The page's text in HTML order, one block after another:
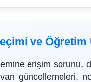
ve Öğretim
erişim sorunu,
güncellemeleri,